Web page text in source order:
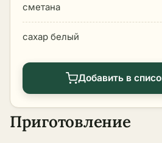
сметана
сахар белый
Добавить в
Приготовление